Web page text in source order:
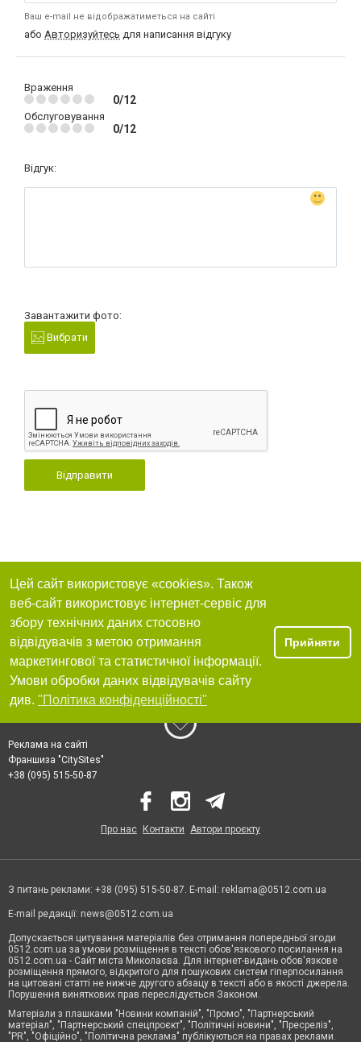
Ваш e-mail не відображатиметься на сайті
або Авторизуйтесь для написання відгуку
Враження
0/12
Обслуговування
0/12
Відгук:
Завантажити фото:
Вибрати
Відправити
Цей сайт використовує «cookies». Також
веб-сайт використовує інтернет-сервіс для
збору технічних даних стосовно
відвідувачів з метою отримання
маркетингової та статистичної інформації.
Умови обробки даних відвідувачів сайту
див. "Політика конфіденційності"
Прийняти
Реклама на сайті
Франшиза "CitySites"
+38 (095) 515-50-87
Про нас Контакти Автори проєкту
З питань реклами: +38 (095) 515-50-87. E-mail: reklama@0512.com.ua
E-mail редакції: news@0512.com.ua
Допускається цитування матеріалів без отримання попередньої згоди
0512.com.ua за умови розміщення в тексті обов'язкового посилання на
0512.com.ua - Сайт міста Миколаєва. Для інтернет-видань обов'язкове
розміщення прямого, відкритого для пошукових систем гіперпосилання
на цитовані статті не нижче другого абзацу в тексті або в якості джерела.
Порушення виняткових прав переслідується Законом.
Матеріали з плашками "Новини компаній", "Промо", "Партнерський
матеріал", "Партнерський спецпроєкт", "Політичні новини", "Пресреліз",
"PR", "Офіційно", "Політична реклама" публікуються на правах реклами.